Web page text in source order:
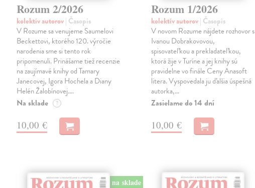
Rozum 2/2026
kolektív autorov| Časopis
V Rozume sa venujeme Saumelovi
Beckettovi, ktorého 120. výročie
narodenia sme si tento rok
pripomenuli. Prinášame tiež recenzie
na zaujímavé knihy od Tamary
Janecovej, Igora Hochela a Diany
Helén Žalobínovej.…
Na sklade ?
10,00 €
Rozum 1/2026
kolektív autorov| Časopis
V novom Rozume nájdete rozhovor s
Ivanou Dobrakovovou,
spisovateľkou a prekladateľkou,
ktorá žije v Turíne a jej knihy sú
pravidelne vo finále Ceny Anasoft
litera. Vyspovedala ju ďalšia úspešná
autorka,…
Zasielame do 14 dní
10,00 €
na sklade